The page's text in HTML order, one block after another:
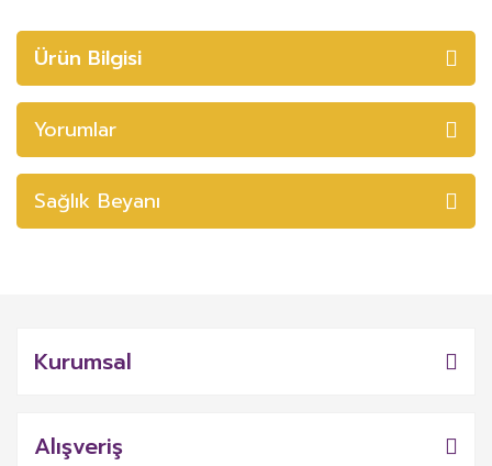
Ürün Bilgisi
Yorumlar
Sağlık Beyanı
Kurumsal
Alışveriş